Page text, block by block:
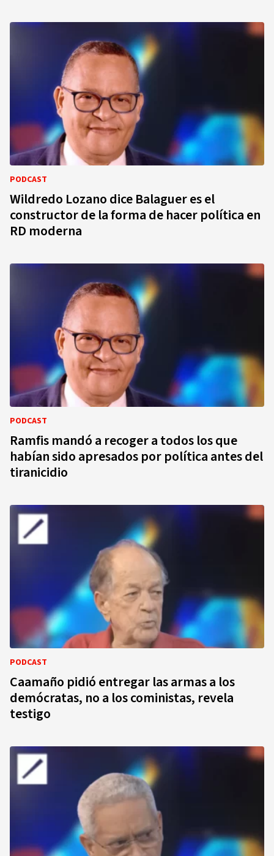
PODCAST
Wildredo Lozano dice Balaguer es el
constructor de la forma de hacer política en
RD moderna
PODCAST
Ramfis mandó a recoger a todos los que
habían sido apresados por política antes del
tiranicidio
PODCAST
Caamaño pidió entregar las armas a los
demócratas, no a los coministas, revela
testigo